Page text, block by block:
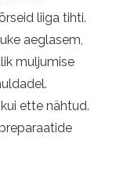
liiga tihti.
aeglasem,
muljumise
ette nähtud.